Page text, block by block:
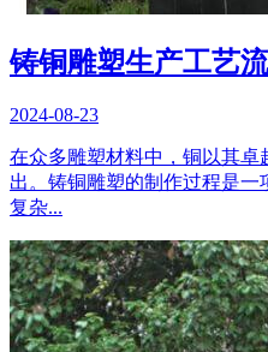
铸铜雕塑生产工艺
2024-08-23
在众多雕塑材料中，铜以其
出。铸铜雕塑的制作过程是
复杂...